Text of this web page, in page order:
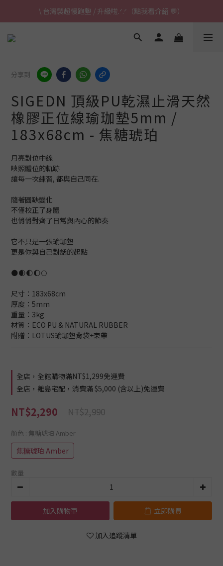
\ 台灣製超慢跑墊 / 升級啦.ᐟ.ᐟ（點我看介紹 💬）
\ 台灣製超慢跑墊 / 升級啦.ᐟ.ᐟ（點我看介紹 💬）
✈ 港澳免運｜滿HK$1,239免運 (指定商品)
分享到
SIGEDN 頂級PU乾濕止滑天然
橡膠正位線瑜珈墊5mm /
183x68cm - 焦糖琥珀
月亮對位中線
映照體位的軌跡
讓每一次練習, 都與自己同在.
隨著圓缺變化
不僅校正了身體
也悄悄對齊了日常與內心的節奏
它不只是一張瑜珈墊
更是你與自己對話的起點
🌑🌒🌓🌔🌕
尺寸：183x68cm
厚度：5mm
重量：3kg
材質：ECO PU & NATURAL RUBBER
附贈：LOTUS瑜珈墊背袋+束帶
全店，全館購物滿NT$1,299免運費
全店，離島宅配，消費滿 $5,000 (含以上)免運費
NT$2,290 NT$2,990
顏色 : 焦糖琥珀 Amber
焦糖琥珀 Amber
數量
加入購物車 立即購買
加入追蹤清單